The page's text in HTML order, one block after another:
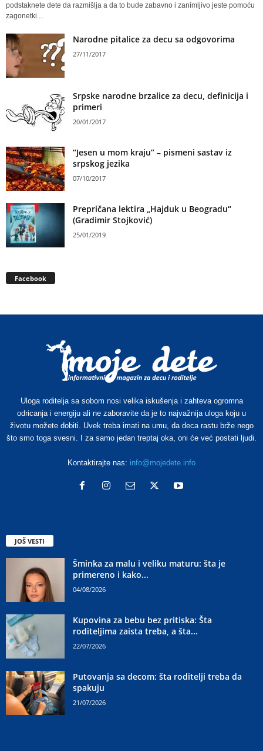
podstaknete dete da razmišlja a da to bude zabavno i zanimljivo jeste pomoću
zagonetki....
Narodne pitalice za decu sa odgovorima
27/11/2017
Srpske narodne brzalice za decu, definicija i
primeri
20/01/2017
“Jesen u mom kraju” – pismeni sastav iz
srpskog jezika
07/10/2017
Prepričana lektira „Hajduk u Beogradu“
(Gradimir Stojković)
25/01/2019
Facebook
Uloga roditelja sa sobom nosi velika iskušenja i zahteva ogromna
odricanja i energiju ali ne zaboravite da je to najvažnija uloga koju u
životu možete dobiti. Uvek treba imati na umu, da deca rastu brže nego
što smo toga svesni. I za samo jedan treptaj oka, oni će već postati ljudi.
Kontaktirajte nas: info@mojedete.info
JOŠ VESTI
Šminka za malu i veliku maturu: šta je
primereno i kako...
04/08/2026
Kupovina za bebu bez pritiska: Šta
roditeljima zaista treba, a šta...
22/07/2026
Putovanja sa decom: šta roditelji treba da
spakuju
21/07/2026